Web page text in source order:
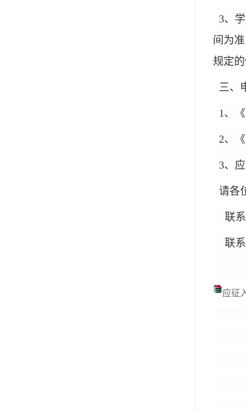
3、
间为
规定
三、
1、
2、
3、
请各
联
联
应征